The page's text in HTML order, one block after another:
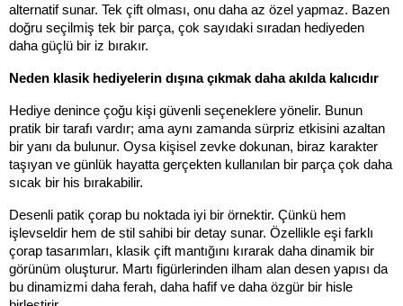
alternatif sunar. Tek çift olması, onu daha az özel yapmaz. Bazen
doğru seçilmiş tek bir parça, çok sayıdaki sıradan hediyeden
daha güçlü bir iz bırakır.
Neden klasik hediyelerin dışına çıkmak daha akılda kalıcıdır
Hediye denince çoğu kişi güvenli seçeneklere yönelir. Bunun
pratik bir tarafı vardır; ama aynı zamanda sürpriz etkisini azaltan
bir yanı da bulunur. Oysa kişisel zevke dokunan, biraz karakter
taşıyan ve günlük hayatta gerçekten kullanılan bir parça çok daha
sıcak bir his bırakabilir.
Desenli patik çorap bu noktada iyi bir örnektir. Çünkü hem
işlevseldir hem de stil sahibi bir detay sunar. Özellikle eşi farklı
çorap tasarımları, klasik çift mantığını kırarak daha dinamik bir
görünüm oluşturur. Martı figürlerinden ilham alan desen yapısı da
bu dinamizmi daha ferah, daha hafif ve daha özgür bir hisle